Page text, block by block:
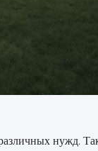
нужд.